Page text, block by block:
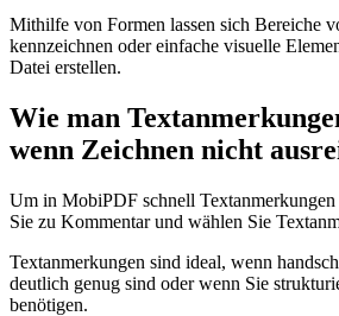
Mithilfe von Formen lassen sich Bereiche
kennzeichnen oder einfache visuelle
Datei erstellen.
Wie man
wenn Zeichnen nicht
Um in MobiPDF schnell Textanmerkungen
Sie zu Kommentar und wählen Sie
Textanmerkungen sind ideal, wenn
deutlich genug sind oder wenn Sie
benötigen.